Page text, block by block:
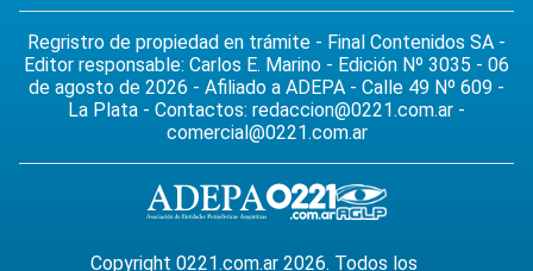
Regristro de propiedad en trámite - Final Contenidos SA -
Editor responsable: Carlos E. Marino - Edición Nº 3035 - 06
de agosto de 2026 - Afiliado a ADEPA - Calle 49 Nº 609 -
La Plata - Contactos: redaccion@0221.com.ar -
comercial@0221.com.ar
Copyright 0221.com.ar 2026. Todos los